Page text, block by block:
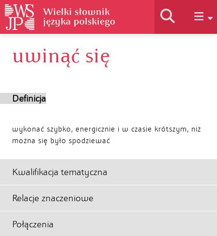
Historia słownika
uwinąć się
Definicja
wykonać szybko, energicznie i w czasie krótszym, niż
można się było spodziewać
Kwalifikacja tematyczna
Relacje znaczeniowe
Połączenia